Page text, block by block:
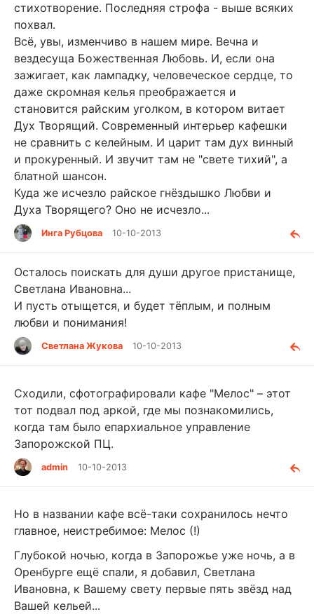
стихотворение. Последняя строфа - выше всяких
похвал.
Всё, увы, изменчиво в нашем мире. Вечна и
вездесуща Божественная Любовь. И, если она
зажигает, как лампадку, человеческое сердце, то
даже скромная келья преображается и
становится райским уголком, в котором витает
Дух Творящий. Современный интерьер кафешки
не сравнить с келейным. И царит там дух винный
и прокуренный. И звучит там не "свете тихий", а
блатной шансон.
Куда же исчезло райское гнёздышко Любви и
Духа Творящего? Оно не исчезло...
Инга Рубцова 10-10-2013
Осталось поискать для души другое пристанище,
Светлана Ивановна...
И пусть отыщется, и будет тёплым, и полным
любви и понимания!
Светлана Жукова 10-10-2013
Сходили, сфотографировали кафе "Мелос" – этот
тот подвал под аркой, где мы познакомились,
когда там было епархиальное управление
Запорожской ПЦ.
admin 10-10-2013
Но в названии кафе всё-таки сохранилось нечто
главное, неистребимое: Мелос (!)
Глубокой ночью, когда в Запорожье уже ночь, а в
Оренбурге ещё спали, я добавил, Светлана
Ивановна, к Вашему свету первые пять звёзд над
Вашей кельей...